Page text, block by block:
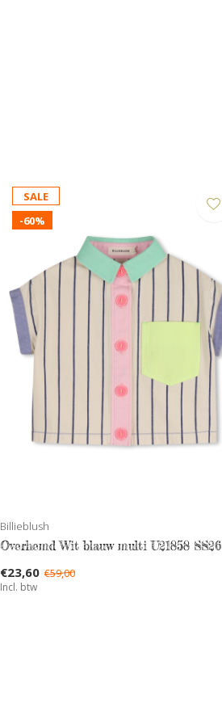
SALE
-60%
Billieblush
Overhemd Wit blauw multi U21858 SS26
€23,60 €59,00
Incl. btw